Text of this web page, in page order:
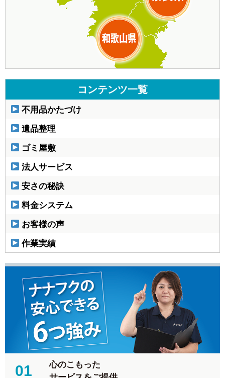
コンテンツ一覧
不用品かたづけ
遺品整理
ゴミ屋敷
法人サービス
安さの秘訣
料金システム
お客様の声
作業実績
01
心のこもった